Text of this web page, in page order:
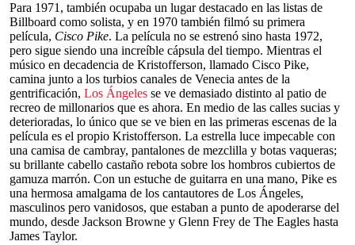
Para 1971, también ocupaba un lugar destacado en las listas de
Billboard como solista, y en 1970 también filmó su primera
película, Cisco Pike. La película no se estrenó sino hasta 1972,
pero sigue siendo una increíble cápsula del tiempo. Mientras el
músico en decadencia de Kristofferson, llamado Cisco Pike,
camina junto a los turbios canales de Venecia antes de la
gentrificación, Los Ángeles se ve demasiado distinto al patio de
recreo de millonarios que es ahora. En medio de las calles sucias y
deterioradas, lo único que se ve bien en las primeras escenas de la
película es el propio Kristofferson. La estrella luce impecable con
una camisa de cambray, pantalones de mezclilla y botas vaqueras;
su brillante cabello castaño rebota sobre los hombros cubiertos de
gamuza marrón. Con un estuche de guitarra en una mano, Pike es
una hermosa amalgama de los cantautores de Los Ángeles,
masculinos pero vanidosos, que estaban a punto de apoderarse del
mundo, desde Jackson Browne y Glenn Frey de The Eagles hasta
James Taylor.